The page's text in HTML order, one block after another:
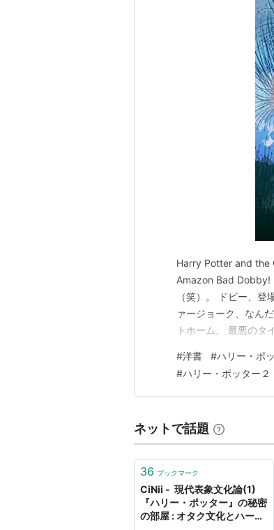
161分 シネマスコープ
ハリ
発売日:
メディ
購入: 2
この
関連作品
Harry Potter and the
Amazon Bad Dobby!
（笑）。 ドビー、
ァージョーク、なん
トホーム。 最悪のタ
ス！！！！ ジニーは…
#洋書 #ハリー・ポ
#ハリー・ポッター２
ネットで話題
36 ブックマーク
CiNii - 現代表象文化論(1)
『ハリー・ポッター』の秘密
の部屋 : オタク文化とハーマ